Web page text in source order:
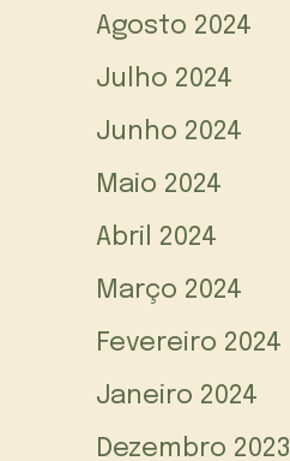
Agosto 2024
Julho 2024
Junho 2024
Maio 2024
Abril 2024
Março 2024
Fevereiro 2024
Janeiro 2024
Dezembro 2023